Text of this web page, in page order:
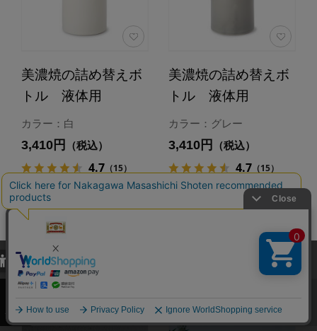
美濃焼の詰め替えボ
トル 液体用
カラー：白
3,410円 （税込）
4.7（15）
カートに入れる
美濃焼の詰め替えボ
トル 液体用
カラー：グレー
3,410円 （税込）
4.7（15）
カートに入れる
当サイトでは、当サイト内における閲覧履歴・属性情報などの取得およ
び利便性向上のためにクッキー（Cookie）を使用いたします。詳細に
関しては「プライバシーポリシー
承諾する